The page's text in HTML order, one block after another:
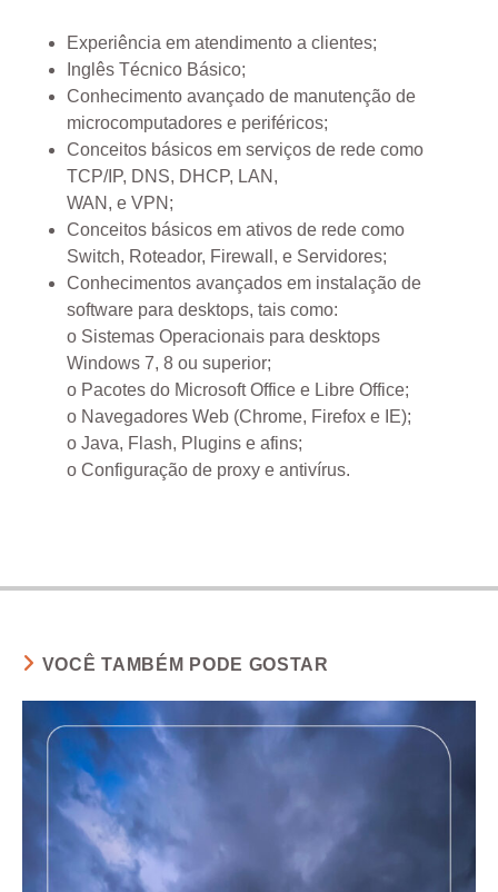
Experiência em atendimento a clientes;
Inglês Técnico Básico;
Conhecimento avançado de manutenção de
microcomputadores e periféricos;
Conceitos básicos em serviços de rede como
TCP/IP, DNS, DHCP, LAN,
WAN, e VPN;
Conceitos básicos em ativos de rede como
Switch, Roteador, Firewall, e Servidores;
Conhecimentos avançados em instalação de
software para desktops, tais como:
o Sistemas Operacionais para desktops
Windows 7, 8 ou superior;
o Pacotes do Microsoft Office e Libre Office;
o Navegadores Web (Chrome, Firefox e IE);
o Java, Flash, Plugins e afins;
o Configuração de proxy e antivírus.
VOCÊ TAMBÉM PODE GOSTAR